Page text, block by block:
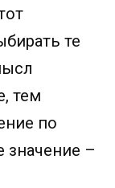
те
тем
по
значение –